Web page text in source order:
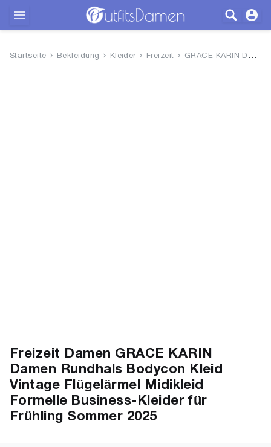
Startseite Bekleidung Kleider Freizeit GRACE KARIN Damen Rundhals Bod...
Freizeit Damen GRACE KARIN
Damen Rundhals Bodycon Kleid
Vintage Flügelärmel Midikleid
Formelle Business-Kleider für
Frühling Sommer 2025